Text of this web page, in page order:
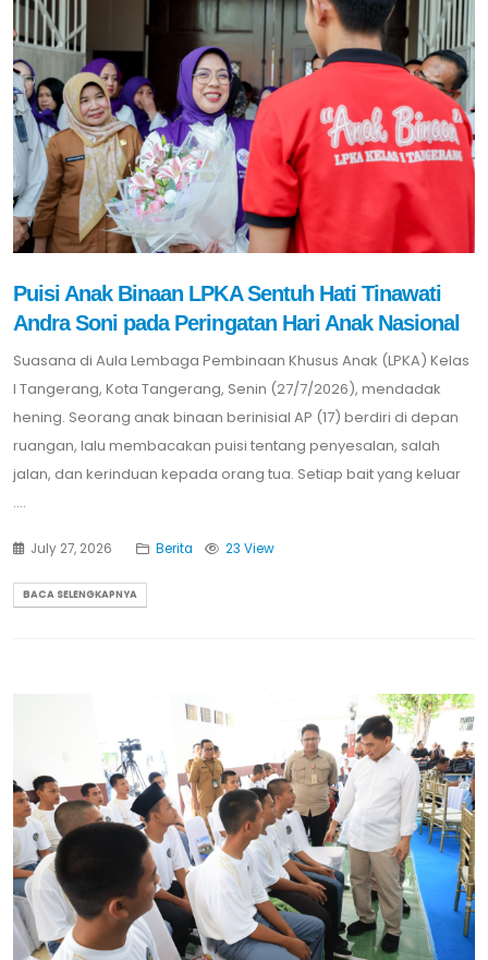
Puisi Anak Binaan LPKA Sentuh Hati Tinawati
Andra Soni pada Peringatan Hari Anak Nasional
Suasana di Aula Lembaga Pembinaan Khusus Anak (LPKA) Kelas
I Tangerang, Kota Tangerang, Senin (27/7/2026), mendadak
hening. Seorang anak binaan berinisial AP (17) berdiri di depan
ruangan, lalu membacakan puisi tentang penyesalan, salah
jalan, dan kerinduan kepada orang tua. Setiap bait yang keluar
....
July 27, 2026 Berita 23 View
BACA SELENGKAPNYA